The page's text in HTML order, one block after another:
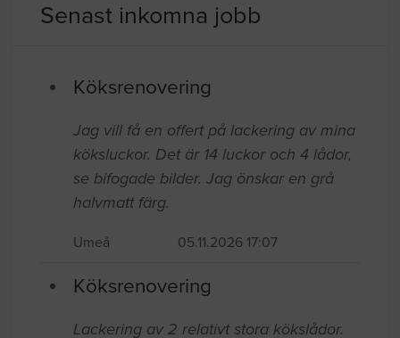
Senast inkomna jobb
Köksrenovering
Jag vill få en offert på lackering av mina
köksluckor. Det är 14 luckor och 4 lådor,
se bifogade bilder. Jag önskar en grå
halvmatt färg.
Umeå 05.11.2026 17:07
Köksrenovering
Lackering av 2 relativt stora kökslådor.